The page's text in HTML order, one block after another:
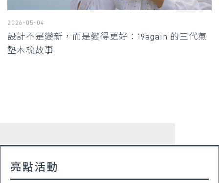
2026-05-04
設計不是變新，而是變得更好：19again 的三代氣
墊木梳故事
亮點活動